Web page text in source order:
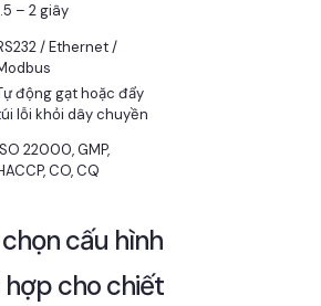
– 2 giây
/ Ethernet /
động gạt hoặc đẩy
lỗi khỏi dây chuyền
22000, GMP,
CO, CQ
cấu hình
hợp cho chiết